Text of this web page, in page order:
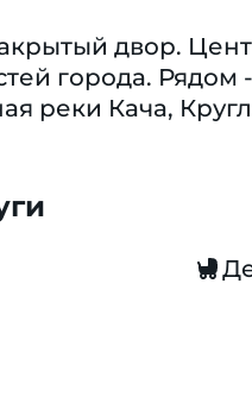
двор.
города. Рядом
реки Кача,